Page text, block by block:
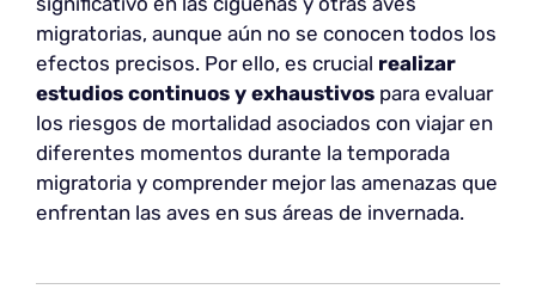
migratorias, aunque aún no se conocen todos los
efectos precisos. Por ello, es crucial realizar
estudios continuos y exhaustivos para evaluar
los riesgos de mortalidad asociados con viajar en
diferentes momentos durante la temporada
migratoria y comprender mejor las amenazas que
enfrentan las aves en sus áreas de invernada.